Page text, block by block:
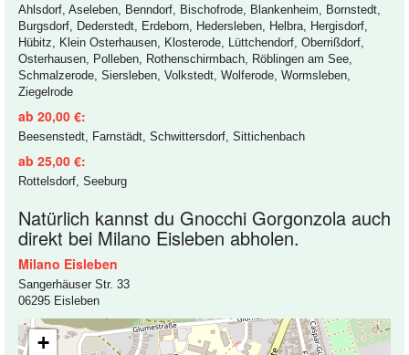
Ahlsdorf, Aseleben, Benndorf, Bischofrode, Blankenheim, Bornstedt,
Burgsdorf, Dederstedt, Erdeborn, Hedersleben, Helbra, Hergisdorf,
Hübitz, Klein Osterhausen, Klosterode, Lüttchendorf, Oberrißdorf,
Osterhausen, Polleben, Rothenschirmbach, Röblingen am See,
Schmalzerode, Siersleben, Volkstedt, Wolferode, Wormsleben,
Ziegelrode
ab 20,00 €:
Beesenstedt, Farnstädt, Schwittersdorf, Sittichenbach
ab 25,00 €:
Rottelsdorf, Seeburg
Natürlich kannst du Gnocchi Gorgonzola auch
direkt bei Milano Eisleben abholen.
Milano Eisleben
Sangerhäuser Str. 33
06295 Eisleben
+